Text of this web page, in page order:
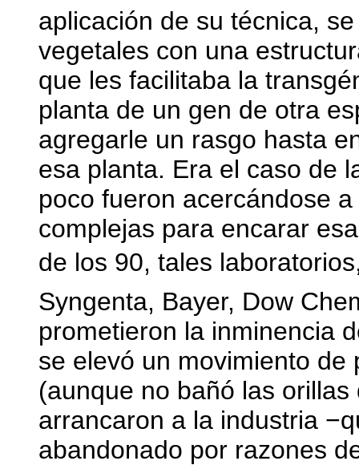
aplicación de su técnica,
vegetales con una
que les facilitaba la
planta de un gen de otra
agregarle un rasgo hasta
esa planta. Era el caso de
poco fueron acercándose
complejas para encarar
de los 90, tales
Syngenta, Bayer, Dow
prometieron la inminencia
se elevó un movimiento
(aunque no bañó las
arrancaron a la industria
abandonado por razones